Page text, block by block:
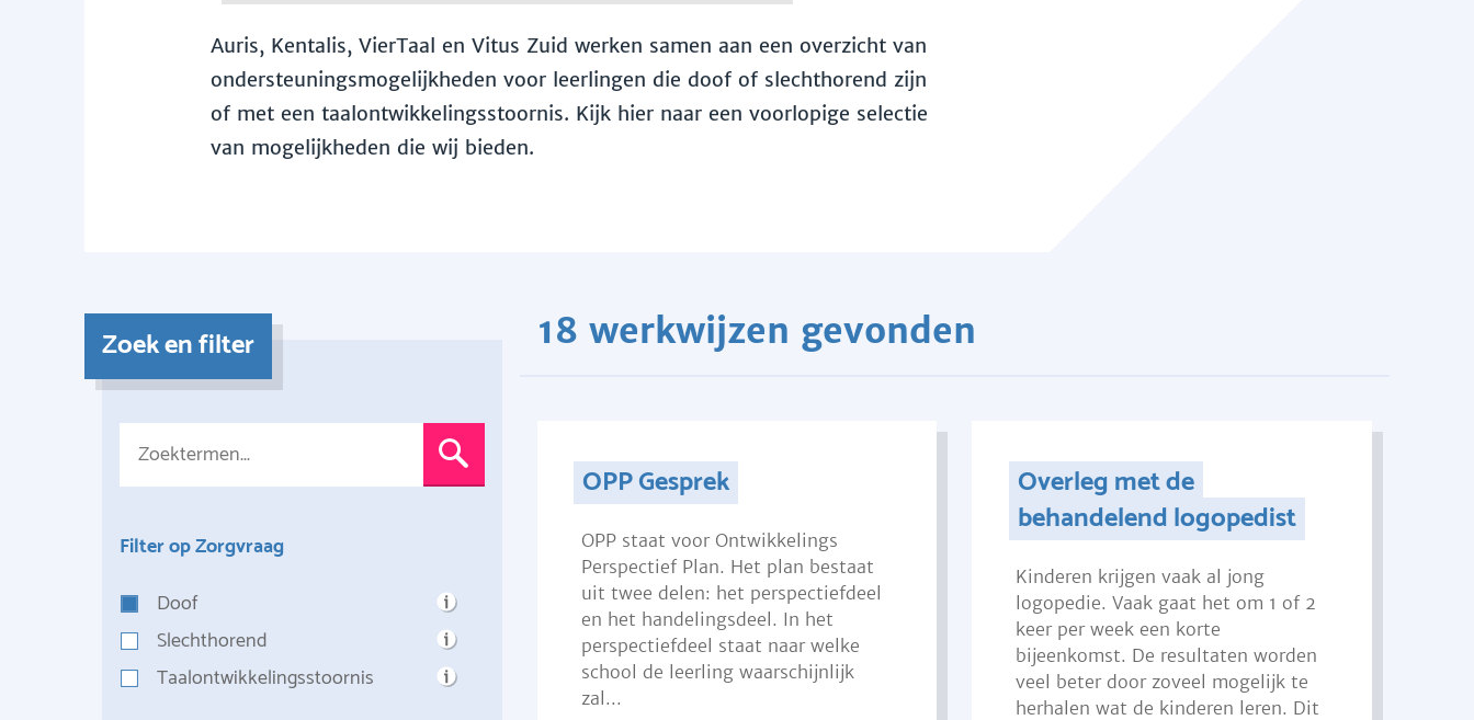
Auris, Kentalis, VierTaal en Vitus Zuid werken samen aan een overzicht van
ondersteuningsmogelijkheden voor leerlingen die doof of slechthorend zijn
of met een taalontwikkelingsstoornis. Kijk hier naar een voorlopige selectie
van mogelijkheden die wij bieden.
Zoek en filter
Filter op Zorgvraag
Doof
Slechthorend
Taalontwikkelingsstoornis
18 werkwijzen gevonden
OPP Gesprek
OPP staat voor Ontwikkelings
Perspectief Plan. Het plan bestaat
uit twee delen: het perspectiefdeel
en het handelingsdeel. In het
perspectiefdeel staat naar welke
school de leerling waarschijnlijk
zal...
Overleg met de
behandelend logopedist
Kinderen krijgen vaak al jong
logopedie. Vaak gaat het om 1 of 2
keer per week een korte
bijeenkomst. De resultaten worden
veel beter door zoveel mogelijk te
herhalen wat de kinderen leren. Dit